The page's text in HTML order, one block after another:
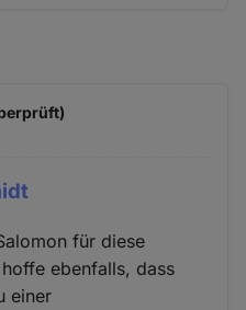
für diese
ebenfalls, dass
einer